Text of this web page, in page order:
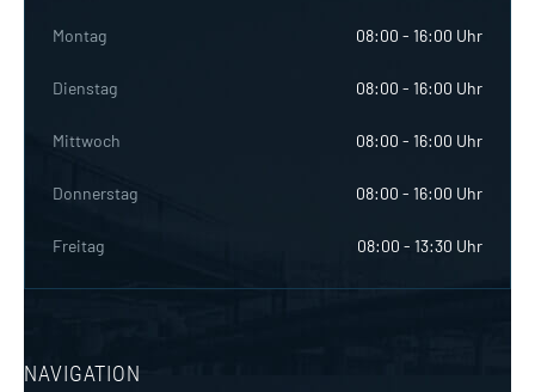
Montag 08:00 - 16:00 Uhr
Dienstag 08:00 - 16:00 Uhr
Mittwoch 08:00 - 16:00 Uhr
Donnerstag 08:00 - 16:00 Uhr
Freitag 08:00 - 13:30 Uhr
NAVIGATION